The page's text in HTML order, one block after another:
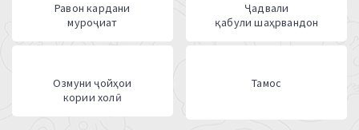
Равон кардани
муроҷиат
Ҷадвали
қабули шаҳрвандон
Озмуни ҷойҳои
кории холӣ
Тамос